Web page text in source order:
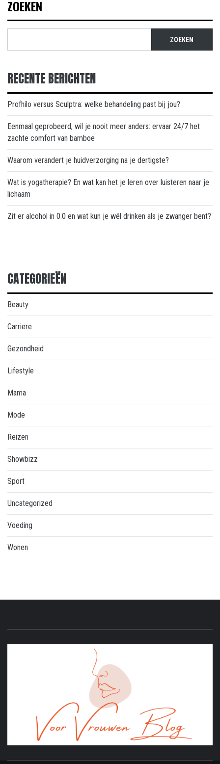
ZOEKEN
ZOEKEN
RECENTE BERICHTEN
Profhilo versus Sculptra: welke behandeling past bij jou?
Eenmaal geprobeerd, wil je nooit meer anders: ervaar 24/7 het
zachte comfort van bamboe
Waarom verandert je huidverzorging na je dertigste?
Wat is yogatherapie? En wat kan het je leren over luisteren naar je
lichaam
Zit er alcohol in 0.0 en wat kun je wél drinken als je zwanger bent?
CATEGORIEËN
Beauty
Carriere
Gezondheid
Lifestyle
Mama
Mode
Reizen
Showbizz
Sport
Uncategorized
Voeding
Wonen